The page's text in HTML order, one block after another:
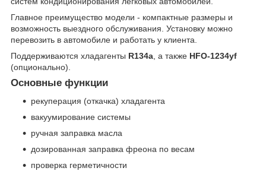
Главное преимущество модели - компактные размеры и
возможность выездного обслуживания. Установку можно
перевозить в автомобиле и работать у клиента.
Поддерживаются хладагенты R134a, а также HFO-1234yf
(опционально).
Основные функции
рекуперация (откачка) хладагента
вакуумирование системы
ручная заправка масла
дозированная заправка фреона по весам
проверка герметичности